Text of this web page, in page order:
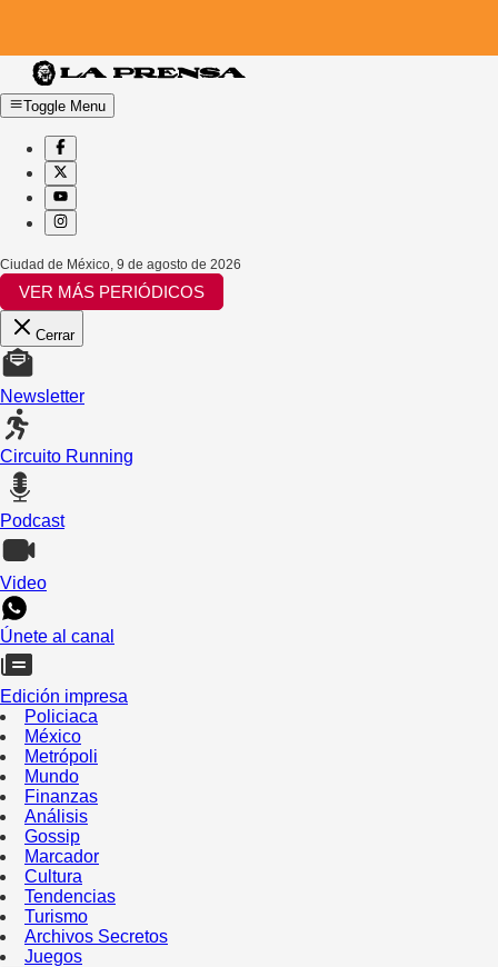
Toggle Menu
Ciudad de México 9 de agosto de 2026
VER MÁS PERIÓDICOS
Cerrar
Newsletter
Circuito Running
Podcast
Video
Únete al canal
Edición impresa
Policiaca
México
Metrópoli
Mundo
Finanzas
Análisis
Gossip
Marcador
Cultura
Tendencias
Turismo
Archivos Secretos
Juegos